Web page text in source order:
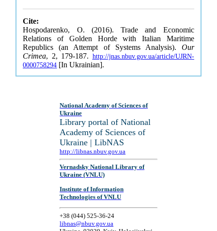
Cite:
Hospodarenko, O. (2016). Trade and Economic
Relations of Golden Horde with Italian Maritime
Republics (an Attempt of Systems Analysis). Our
Crimea, 2, 179-187. http://jnas.nbuv.gov.ua/article/UJRN-
0000758294 [In Ukrainian].
National Academy of Sciences of
Ukraine
Library portal of National
Academy of Sciences of
Ukraine | LibNAS
http://libnas.nbuv.gov.ua
Vernadsky National Library of
Ukraine (VNLU)
Institute of Information
Technologies of VNLU
+38 (044) 525-36-24
libnas@nbuv.gov.ua